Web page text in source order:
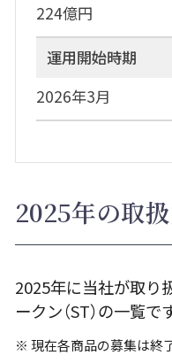
224億円
運用開始時期
2026年3月
2025年の取
2025年に当社が取り
ークン（ST）の一覧で
※ 現在各商品の募集は終